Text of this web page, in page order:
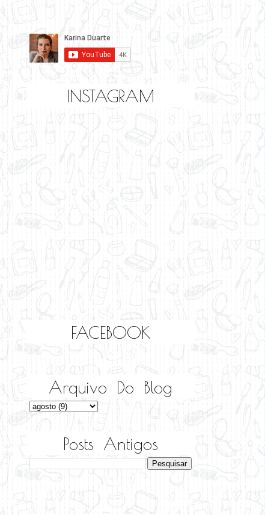
INSTAGRAM
FACEBOOK
Arquivo Do Blog
Posts Antigos